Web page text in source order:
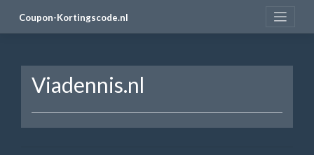
Coupon-Kortingscode.nl
Viadennis.nl